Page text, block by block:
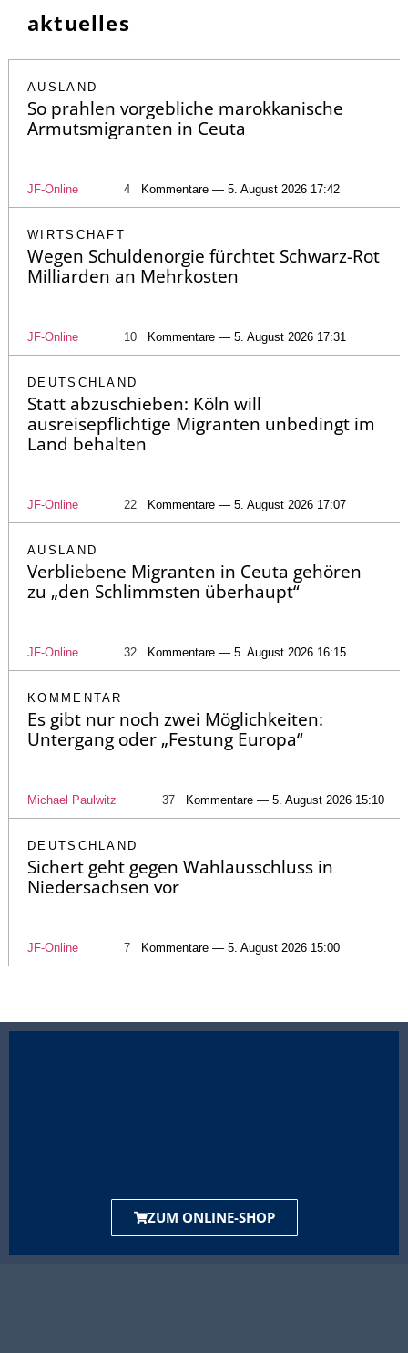
aktuelles
AUSLAND
So prahlen vorgebliche marokkanische
Armutsmigranten in Ceuta
JF-Online 4 Kommentare — 5. August 2026 17:42
WIRTSCHAFT
Wegen Schuldenorgie fürchtet Schwarz-Rot
Milliarden an Mehrkosten
JF-Online 10 Kommentare — 5. August 2026 17:31
DEUTSCHLAND
Statt abzuschieben: Köln will
ausreisepflichtige Migranten unbedingt im
Land behalten
JF-Online 22 Kommentare — 5. August 2026 17:07
AUSLAND
Verbliebene Migranten in Ceuta gehören
zu „den Schlimmsten überhaupt“
JF-Online 32 Kommentare — 5. August 2026 16:15
KOMMENTAR
Es gibt nur noch zwei Möglichkeiten:
Untergang oder „Festung Europa“
Michael Paulwitz 37 Kommentare — 5. August 2026 15:10
DEUTSCHLAND
Sichert geht gegen Wahlausschluss in
Niedersachsen vor
JF-Online 7 Kommentare — 5. August 2026 15:00
ZUM ONLINE-SHOP